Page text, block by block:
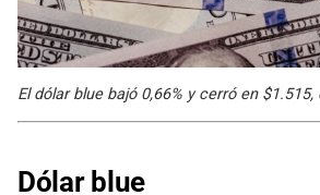
El dólar blue bajó 0,66% y cerró en
Dólar blue